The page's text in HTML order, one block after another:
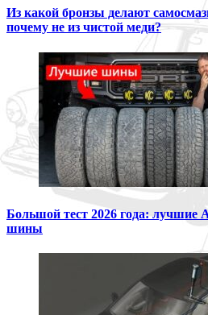
Из какой бронзы делают
почему не из чистой меди?
Большой тест 2026 года: лучшие
шины